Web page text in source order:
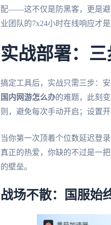
配——这不仅是防黑客，更是避
业团队的7x24小时在线响应才
实战部署：
搞定工具后，实战只需三步：
国内网游怎么办的难题，此刻
则，避免每次手动开启；设置
当你第一次顶着个位数延迟登
真正的热爱，你缺的不过是一
的壁垒。
战场不散：国服始